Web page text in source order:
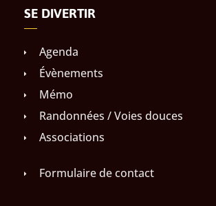
SE DIVERTIR
Agenda
Évènements
Mémo
Randonnées / Voies douces
Associations
Formulaire de contact